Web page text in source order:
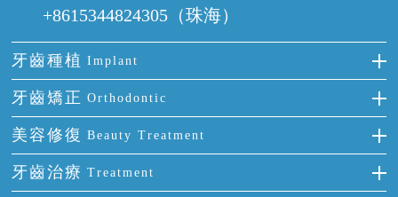
+8615344824305（珠海）
牙齒種植 Implant
種牙
單顆牙缺失
門牙缺失
多顆牙缺失
牙齒矯正 Orthodontic
隱形箍牙
前牙反頜
美容修復 Beauty Treatment
全瓷牙
牙齒治療 Treatment